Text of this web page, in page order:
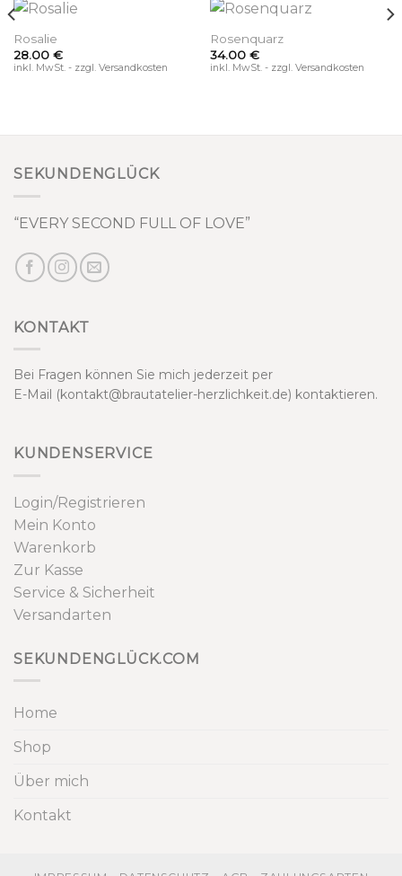
Rosalie
28.00 €
inkl. MwSt. - zzgl. Versandkosten
Rosenquarz
34.00 €
inkl. MwSt. - zzgl. Versandkosten
SEKUNDENGLÜCK
“EVERY SECOND FULL OF LOVE”
KONTAKT
Bei Fragen können Sie mich jederzeit per
E-Mail (kontakt@brautatelier-herzlichkeit.de) kontaktieren.
KUNDENSERVICE
Login/Registrieren
Mein Konto
Warenkorb
Zur Kasse
Service & Sicherheit
Versandarten
SEKUNDENGLÜCK.COM
Home
Shop
Über mich
Kontakt